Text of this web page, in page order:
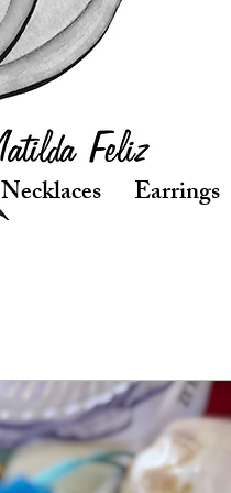
Necklaces Earrings